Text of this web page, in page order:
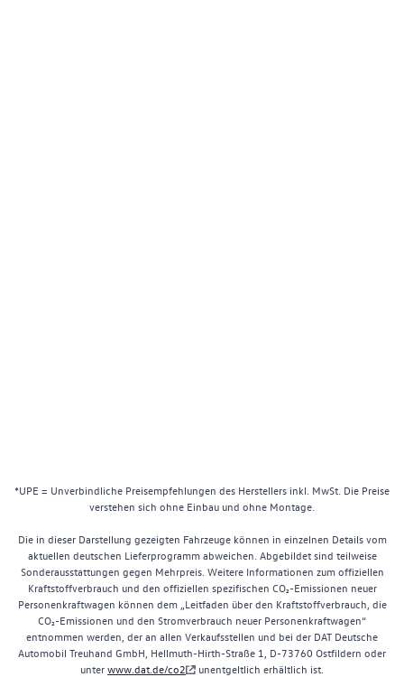
*UPE = Unverbindliche Preisempfehlungen des Herstellers inkl. MwSt. Die Preise
verstehen sich ohne Einbau und ohne Montage.
Die in dieser Darstellung gezeigten Fahrzeuge können in einzelnen Details vom
aktuellen deutschen Lieferprogramm abweichen. Abgebildet sind teilweise
Sonderausstattungen gegen Mehrpreis. Weitere Informationen zum offiziellen
Kraftstoffverbrauch und den offiziellen spezifischen CO₂-Emissionen neuer
Personenkraftwagen können dem „Leitfaden über den Kraftstoffverbrauch, die
CO₂-Emissionen und den Stromverbrauch neuer Personenkraftwagen“
entnommen werden, der an allen Verkaufsstellen und bei der DAT Deutsche
Automobil Treuhand GmbH, Hellmuth-Hirth-Straße 1, D-73760 Ostfildern oder
unterwww.dat.de/co2 unentgeltlich erhältlich ist.